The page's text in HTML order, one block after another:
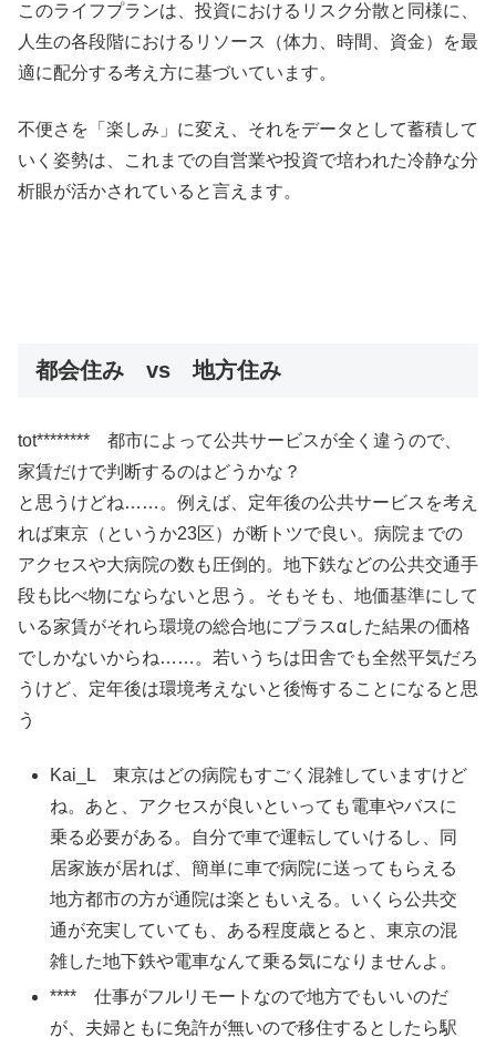
このライフプランは、投資におけるリスク分散と同様に、
人生の各段階におけるリソース（体力、時間、資金）を最
適に配分する考え方に基づいています。
不便さを「楽しみ」に変え、それをデータとして蓄積して
いく姿勢は、これまでの自営業や投資で培われた冷静な分
析眼が活かされていると言えます。
都会住み vs 地方住み
tot******** 都市によって公共サービスが全く違うので、
家賃だけで判断するのはどうかな？
と思うけどね……。例えば、定年後の公共サービスを考え
れば東京（というか23区）が断トツで良い。病院までの
アクセスや大病院の数も圧倒的。地下鉄などの公共交通手
段も比べ物にならないと思う。そもそも、地価基準にして
いる家賃がそれら環境の総合地にプラスαした結果の価格
でしかないからね……。若いうちは田舎でも全然平気だろ
うけど、定年後は環境考えないと後悔することになると思
う
Kai_L 東京はどの病院もすごく混雑していますけど
ね。あと、アクセスが良いといっても電車やバスに
乗る必要がある。自分で車で運転していけるし、同
居家族が居れば、簡単に車で病院に送ってもらえる
地方都市の方が通院は楽ともいえる。いくら公共交
通が充実していても、ある程度歳とると、東京の混
雑した地下鉄や電車なんて乗る気になりませんよ。
**** 仕事がフルリモートなので地方でもいいのだ
が、夫婦ともに免許が無いので移住するとしたら駅